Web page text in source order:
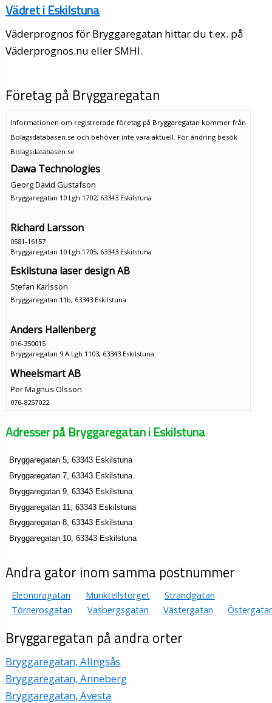
Vädret i Eskilstuna
Väderprognos för Bryggaregatan hittar du t.ex. på
Väderprognos.nu eller SMHI.
Företag på Bryggaregatan
Informationen om registrerade företag på Bryggaregatan kommer från
Bolagsdatabasen.se och behöver inte vara aktuell. För ändring besök
Bolagsdatabasen.se
Dawa Technologies
Georg David Gustafson
Bryggaregatan 10 Lgh 1702, 63343 Eskilstuna
Richard Larsson
0581-16157
Bryggaregatan 10 Lgh 1705, 63343 Eskilstuna
Eskilstuna laser design AB
Stefan Karlsson
Bryggaregatan 11b, 63343 Eskilstuna
Anders Hallenberg
016-350015
Bryggaregatan 9 A Lgh 1103, 63343 Eskilstuna
Wheelsmart AB
Per Magnus Olsson
076-8257022
Riutta Consulting AB
Bryggaregatan 9b, 63343 Eskilstuna
Adresser på Bryggaregatan i Eskilstuna
Bryggaregatan 5, 63343 Eskilstuna
Bryggaregatan 7, 63343 Eskilstuna
Bryggaregatan 9, 63343 Eskilstuna
Bryggaregatan 11, 63343 Eskilstuna
Bryggaregatan 8, 63343 Eskilstuna
Bryggaregatan 10, 63343 Eskilstuna
Andra gator inom samma postnummer
Eleonoragatan Munktellstorget
Strandgatan
Törnerosgatan
Vasbergsgatan Västergatan
Bryggaregatan på andra orter
Bryggaregatan, Alingsås
Bryggaregatan, Anneberg
Bryggaregatan, Avesta